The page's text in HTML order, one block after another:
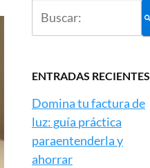
ENTRADAS RECIENTES
Domina tu factura de
luz: guía práctica
paraentenderla y
ahorrar